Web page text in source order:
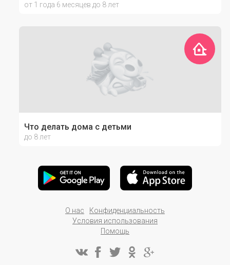
от 1 года 6 месяцев до 8 лет
Что делать дома с детьми
до 8 лет
О нас
Конфиденциальность
Условия использования
Помощь